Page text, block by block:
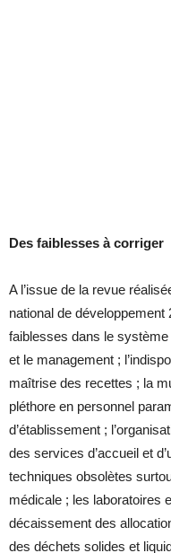
Des faiblesses à corriger
A l’issue de la revue
national de développement
faiblesses dans le
et le management ;
maîtrise des recettes ; la
pléthore en personnel
d’établissement ;
des services d’accueil et
techniques obsolètes
médicale ; les laboratoires
décaissement des
des déchets solides et